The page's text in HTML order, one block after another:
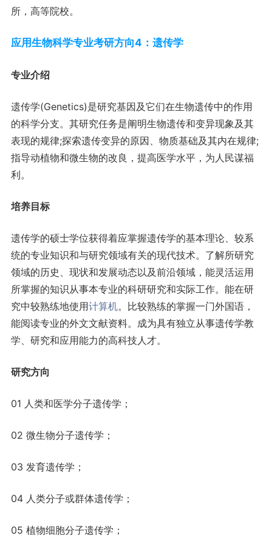
所，高等院校。
应用生物科学专业考研方向4：遗传学
专业介绍
遗传学(Genetics)是研究基因及它们在生物遗传中的作用
的科学分支。其研究任务是阐明生物遗传和变异现象及其
表现的规律;探索遗传变异的原因、物质基础及其内在规律;
指导动植物和微生物的改良，提高医学水平，为人民谋福
利。
培养目标
遗传学的硕士学位获得着应掌握遗传学的基本理论、较系
统的专业知识和与研究领域有关的现代技术。了解所研究
领域的历史、现状和发展动态以及前沿领域，能灵活运用
所掌握的知识从事本专业的科研研究和实际工作。能在研
究中较熟练地使用计算机。比较熟练的掌握一门外国语，
能阅读专业的外文文献资料。成为具有独立从事遗传学教
学、研究和应用能力的高科技人才。
研究方向
01 人类和医学分子遗传学；
02 微生物分子遗传学；
03 发育遗传学；
04 人类分子或群体遗传学；
05 植物细胞分子遗传学；